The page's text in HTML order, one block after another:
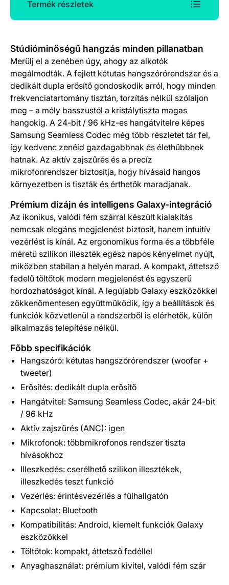
Termék részletek
Termék részletek
Stúdióminőségű hangzás minden pillanatban
Merülj el a zenében úgy, ahogy az alkotók
megálmodták. A fejlett kétutas hangszórórendszer és a
dedikált dupla erősítő gondoskodik arról, hogy minden
frekvenciatartomány tisztán, torzítás nélkül szólaljon
meg – a mély basszustól a kristálytiszta magas
hangokig. A 24-bit / 96 kHz-es hangátvitelre képes
Samsung Seamless Codec még több részletet tár fel,
így kedvenc zenéid gazdagabbnak és élethűbbnek
hatnak. Az aktív zajszűrés és a precíz
mikrofonrendszer biztosítja, hogy hívásaid hangos
környezetben is tiszták és érthetők maradjanak.
Prémium dizájn és intelligens Galaxy-integráció
Az ikonikus, valódi fém szárral készült kialakítás
nemcsak elegáns megjelenést biztosít, hanem intuitív
vezérlést is kínál. Az ergonomikus forma és a többféle
méretű szilikon illeszték egész napos kényelmet nyújt,
miközben stabilan a helyén marad. A kompakt, áttetsző
fedelű töltőtok modern megjelenést és egyszerű
hordozhatóságot kínál. A legújabb Galaxy eszközökkel
zökkenőmentesen együttműködik, így a beállítások és
funkciók közvetlenül a rendszerből is elérhetők, külön
alkalmazás telepítése nélkül.
Főbb specifikációk
Hangszóró: kétutas hangszórórendszer (woofer +
tweeter)
Erősítés: dedikált dupla erősítő
Hangátvitel: Samsung Seamless Codec, akár 24-bit
/ 96 kHz
Aktív zajszűrés (ANC): igen
Mikrofonok: többmikrofonos rendszer tiszta
hívásokhoz
Illeszkedés: cserélhető szilikon illesztékek,
illeszkedés teszt funkció
Vezérlés: érintésvezérlés a fülhallgatón
Kapcsolat: Bluetooth
Kompatibilitás: Android, kiemelt funkciók Galaxy
eszközökkel
Töltőtok: kompakt, áttetsző fedéllel
Anyaghasználat: prémium kivitel, valódi fém szár